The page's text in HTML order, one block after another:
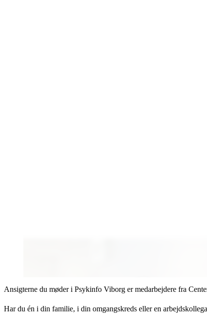
Ansigterne du møder i Psykinfo Viborg er medarbejdere fra
Har du én i din familie, i din omgangskreds eller en